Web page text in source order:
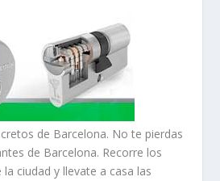
de Barcelona. No te pierdas
de Barcelona. Recorre los
ciudad y llevate a casa las